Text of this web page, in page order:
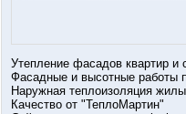
Утепление фасадов квартир и
Фасадные и высотные работы
Наружная теплоизоляция
Качество от "ТеплоМартин"